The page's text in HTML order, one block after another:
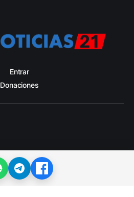
Entrar
Donaciones